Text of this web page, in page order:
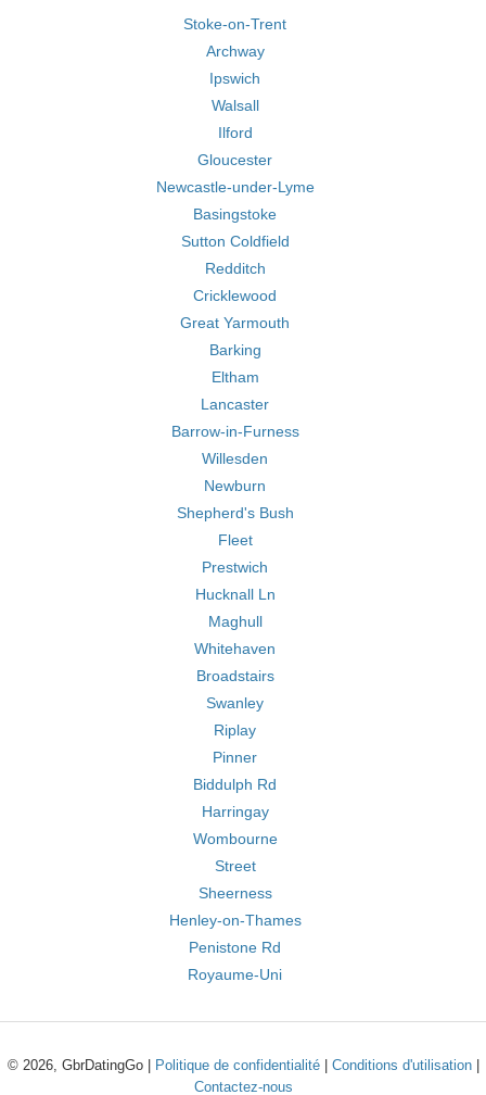
Stoke-on-Trent
Archway
Ipswich
Walsall
Ilford
Gloucester
Newcastle-under-Lyme
Basingstoke
Sutton Coldfield
Redditch
Cricklewood
Great Yarmouth
Barking
Eltham
Lancaster
Barrow-in-Furness
Willesden
Newburn
Shepherd's Bush
Fleet
Prestwich
Hucknall Ln
Maghull
Whitehaven
Broadstairs
Swanley
Riplay
Pinner
Biddulph Rd
Harringay
Wombourne
Street
Sheerness
Henley-on-Thames
Penistone Rd
Royaume-Uni
© 2026, GbrDatingGo | Politique de confidentialité| Conditions d'utilisation|
Contactez-nous